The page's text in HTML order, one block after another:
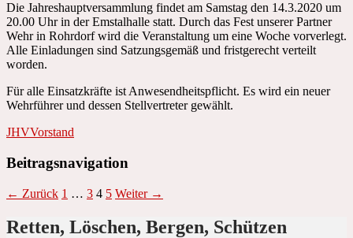
Die Jahreshauptversammlung findet am Samstag den 14.3.2020 um
20.00 Uhr in der Emstalhalle statt. Durch das Fest unserer Partner
Wehr in Rohrdorf wird die Veranstaltung um eine Woche vorverlegt.
Alle Einladungen sind Satzungsgemäß und fristgerecht verteilt
worden.
Für alle Einsatzkräfte ist Anwesendheitspflicht. Es wird ein neuer
Wehrführer und dessen Stellvertreter gewählt.
JHVVorstand
Beitragsnavigation
← Zurück 1 … 3 4 5 Weiter →
Retten, Löschen, Bergen, Schützen